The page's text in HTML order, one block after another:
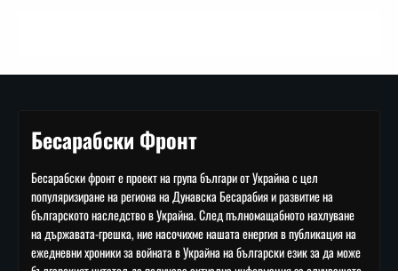
Бесарабски Фронт
Бесарабски фронт е проект на група българи от Украйна с цел
популяризиране на региона на Дунавска Бесарабия и развитие на
българското наследство в Украйна. След пълномащабното нахлуване
на държавата-грешка, ние насочихме нашата енергия в публикация на
ежедневни хроники за войната в Украйна на български език за да може